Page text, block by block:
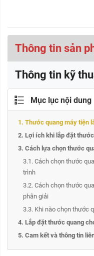
Thông tin sản
Thông tin kỹ
Mục lục nội dung
1. Thước quang máy tiện
2. Lợi ích khi lắp đặt
3. Cách lựa chọn thước
3.1. Cách chọn thước
trình
3.2. Cách chọn thước
phân giải
3.3. Khi nào chọn thước
4. Lắp đặt thước quang
5. Cam kết và thông tin